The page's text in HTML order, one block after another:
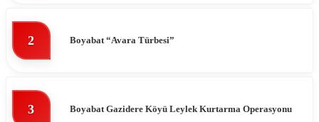
2 Boyabat “Avara Türbesi”
3 Boyabat Gazidere Köyü Leylek Kurtarma Operasyonu